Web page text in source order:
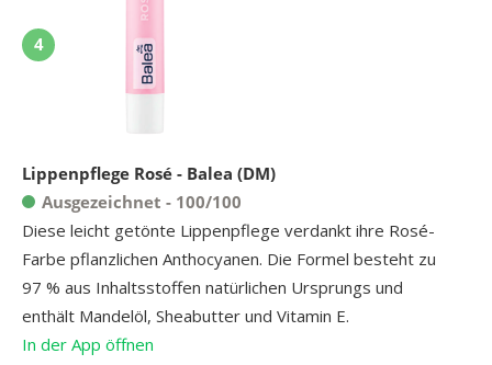
4
Lippenpflege Rosé - Balea (DM)
Ausgezeichnet - 100/100
Diese leicht getönte Lippenpflege verdankt ihre Rosé-
Farbe pflanzlichen Anthocyanen. Die Formel besteht zu
97 % aus Inhaltsstoffen natürlichen Ursprungs und
enthält Mandelöl, Sheabutter und Vitamin E.
In der App öffnen